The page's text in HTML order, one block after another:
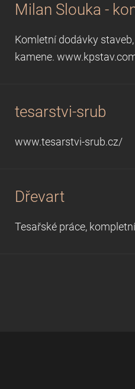
Milan Slouka -
Komletní dodávky
kamene.
tesarstvi-srub
www.tesarstvi-srub.cz/
Dřevart
Tesařské práce,